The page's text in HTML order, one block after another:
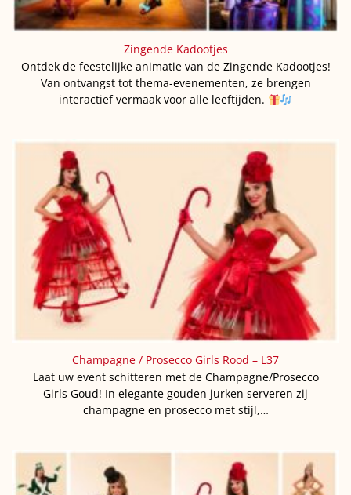
Zingende Kadootjes
Ontdek de feestelijke animatie van de Zingende Kadootjes!
Van ontvangst tot thema-evenementen, ze brengen
interactief vermaak voor alle leeftijden.
Champagne / Prosecco Girls Rood – L37
Laat uw event schitteren met de Champagne/Prosecco
Girls Goud! In elegante gouden jurken serveren zij
champagne en prosecco met stijl,…